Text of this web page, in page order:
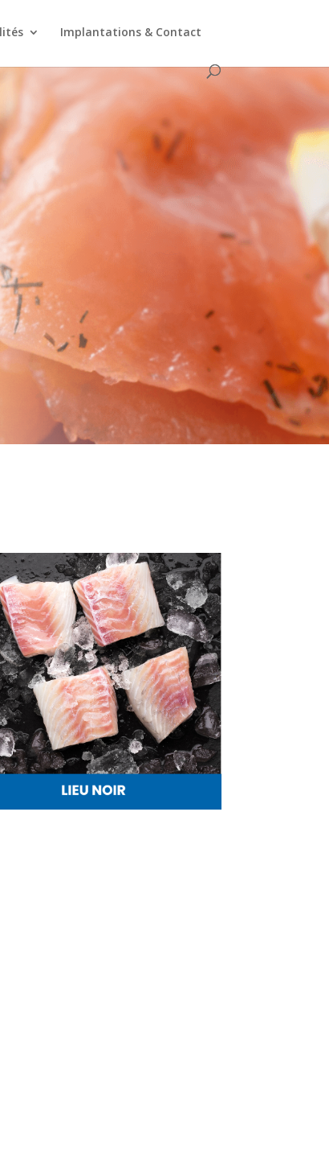
Implantations & Contact